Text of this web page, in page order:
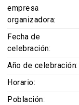
empresa
organizadora
Fecha de
celebración
Año de celebración
Horario
Población